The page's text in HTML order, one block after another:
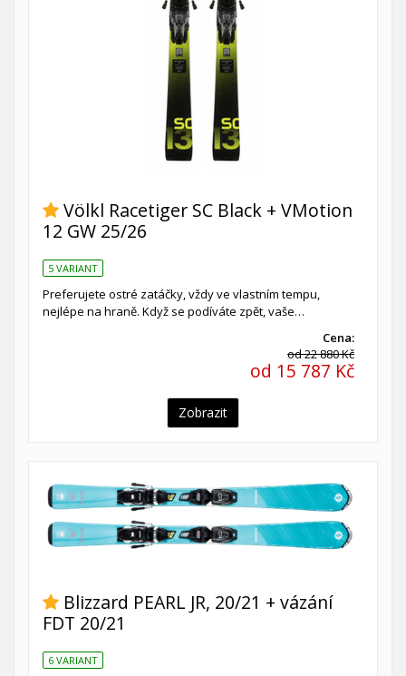
Völkl Racetiger SC Black + VMotion
12 GW 25/26
5 VARIANT
Preferujete ostré zatáčky, vždy ve vlastním tempu,
nejlépe na hraně. Když se podíváte zpět, vaše…
Cena:
od 22 880 Kč
od 15 787 Kč
Zobrazit
Blizzard PEARL JR, 20/21 + vázání
FDT 20/21
6 VARIANT